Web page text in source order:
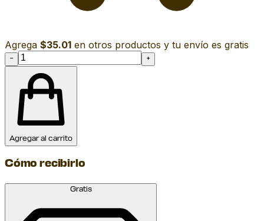
Agrega $35.01 en otros productos y tu envío es gratis
− +
Agregar al carrito
Cómo recibirlo
Gratis